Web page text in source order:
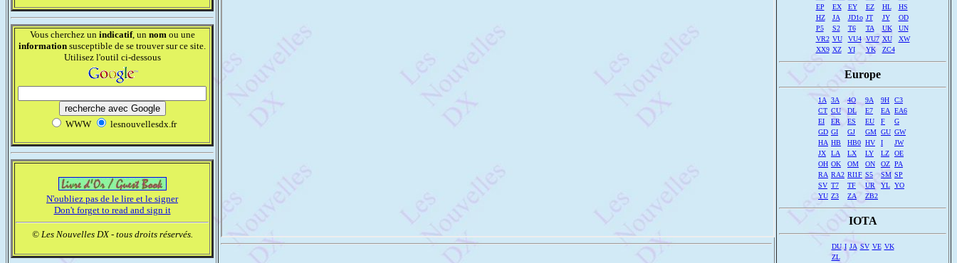
Vous cherchez un indicatif, un nomou une
information susceptible de se trouver sur ce site.
Utilisez l'outil ci-dessous
WWW lesnouvellesdx.fr
N'oubliez pas de le lire et le signer
Don't forget to read and sign it
© Les Nouvelles DX - tous droits réservés.
EP
EX EY EZ HL
HS
HZ
JA JD1o JT JY
OD
P5
S2 T6 TA UK
UN
VR2 VU VU4 VU7 XU
XW
XX9 XZ YI YK ZC4
Europe
1A 3A 4O 9A 9H
C3
CT CU DL E7 EA
EA6
EI
ER ES EU F
G
GD GI GJ GM GU GW
HA HB HB0 HV I
JW
JX
LA LX LY LZ
OE
OH OK OM ON OZ PA
RA RA2 RI1F S5 SM SP
SV T7 TF UR YL YO
YU Z3 ZA ZB2
IOTA
DU I JA SV VE VK
ZL